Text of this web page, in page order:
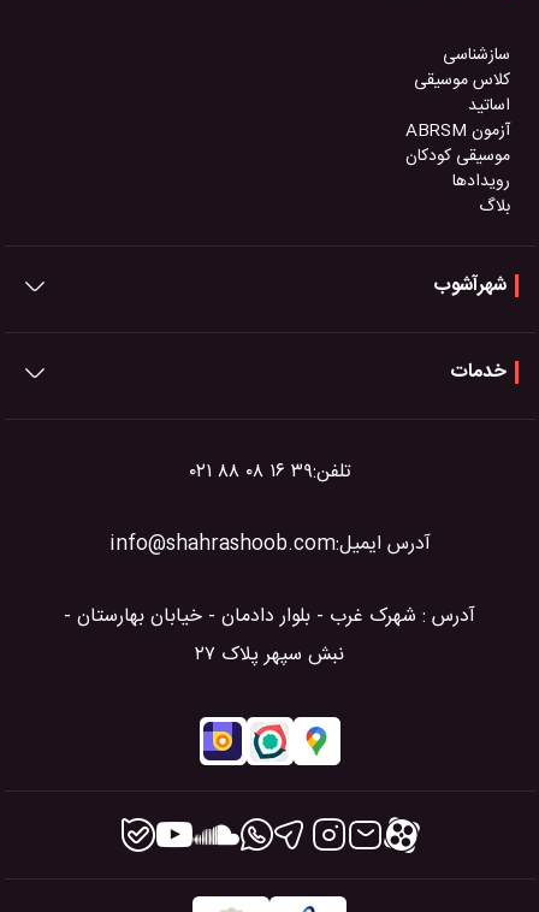
تلفن:۰۲۱ ۸۸ ۰۸ ۱۶ ۳۹
آدرس ایمیل:info@shahrashoob.com
آدرس : شهرک غرب - بلوار دادمان - خیابان بهارستان -
نبش سپهر پلاک ۲۷
سازشناسی
کلاس موسیقی
اساتید
آزمون ABRSM
موسیقی کودکان
رویدادها
بلاگ
شهرآشوب
خدمات